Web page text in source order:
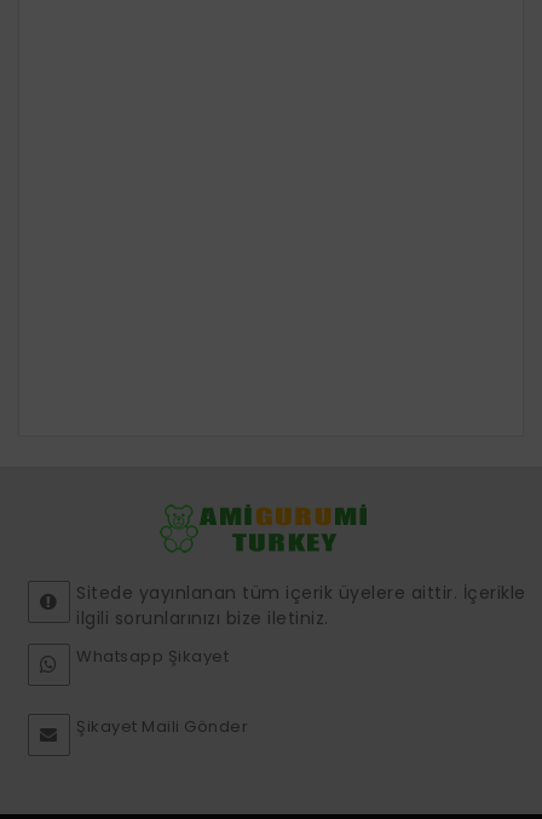
Sitede yayınlanan tüm içerik üyelere aittir. İçerikle
ilgili sorunlarınızı bize iletiniz.
Whatsapp Şikayet
Şikayet Maili Gönder